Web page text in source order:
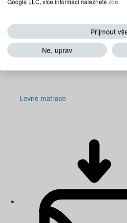
Levné matrace
Přijmout
Ne, uprav